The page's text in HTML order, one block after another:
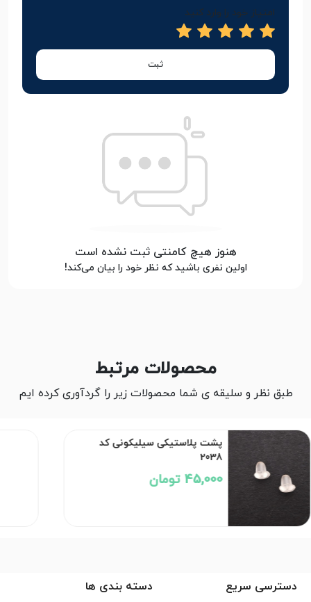
امتیاز خود را وارد کنید
ثبت
هنوز هیچ کامنتی ثبت نشده است
اولین نفری باشید که نظر خود را بیان می‌کند!
محصولات مرتبط
طبق نظر و سلیقه ی شما محصولات زیر را گردآوری کرده ایم
پشت پلاستیکی سیلیکونی کد
2038
45,000 تومان
دسترسی سریع دسته بندی ها